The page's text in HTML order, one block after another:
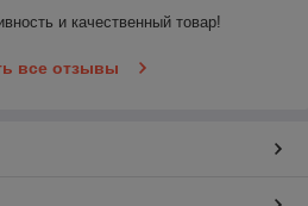
и качественный товар!
все отзывы